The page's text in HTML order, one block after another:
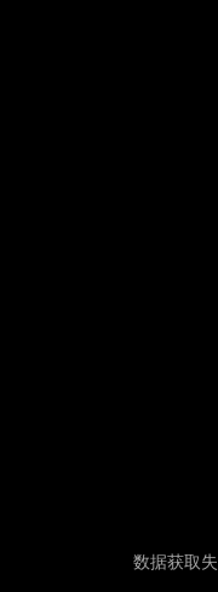
数据获取